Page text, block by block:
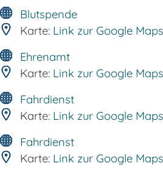
Blutspende
Karte: Link zur Google
Ehrenamt
Karte: Link zur Google
Fahrdienst
Karte: Link zur Google
Fahrdienst
Karte: Link zur Google